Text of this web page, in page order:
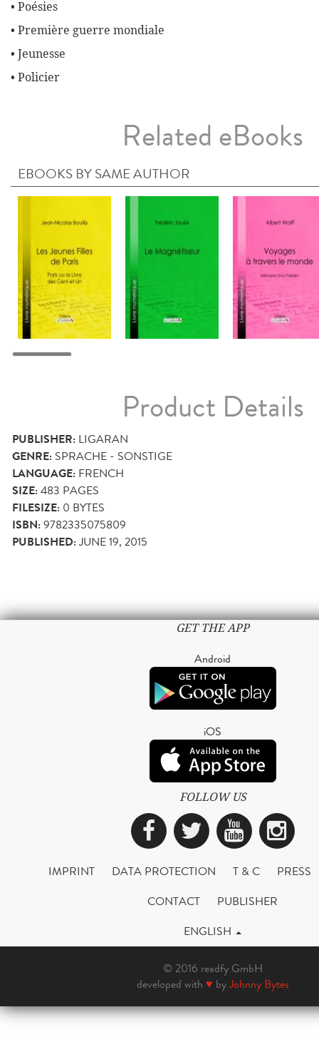
• Poésies
• Première guerre mondiale
• Jeunesse
• Policier
Related eBooks
EBOOKS BY SAME AUTHOR
Product Details
PUBLISHER: LIGARAN
GENRE: SPRACHE - SONSTIGE
LANGUAGE: FRENCH
SIZE:483 PAGES
FILESIZE: 0 BYTES
ISBN:9782335075809
PUBLISHED:JUNE 19, 2015
GET THE APP
Android
iOS
FOLLOW US
Facebook
Twitter
IMPRINT DATA PROTECTION T & C
PRESS
CONTACT
PUBLISHER
ENGLISH
© 2016 readfy GmbH
developed with ♥ byJohnny Bytes